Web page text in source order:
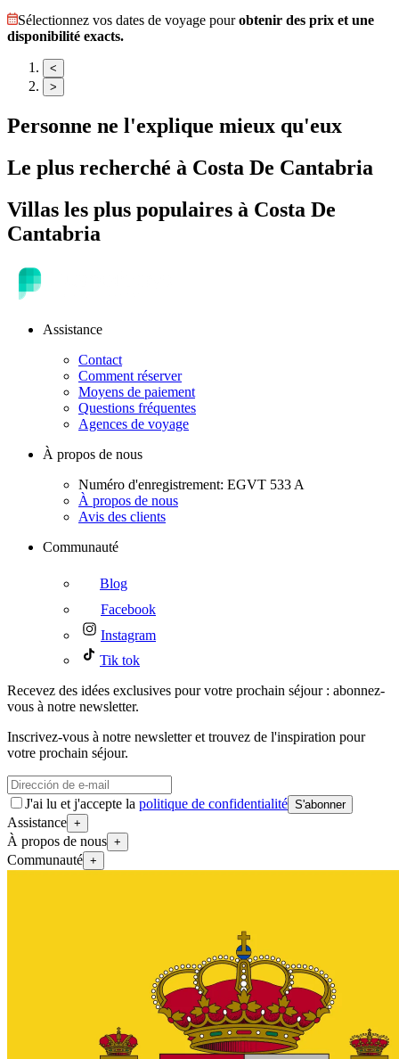
Sélectionnez vos dates de voyage pourobtenir des prix et une
disponibilité exacts.
<
>
Personne ne l'explique mieux qu'eux
Le plus recherché à Costa De Cantabria
Villas les plus populaires à Costa De
Cantabria
Assistance
Contact
Comment réserver
Moyens de paiement
Questions fréquentes
Agences de voyage
À propos de nous
Numéro d'enregistrement: EGVT 533 A
À propos de nous
Avis des clients
Communauté
Blog
Facebook
Instagram
Tik tok
Recevez des idées exclusives pour votre prochain séjour : abonnez-
vous à notre newsletter.
Inscrivez-vous à notre newsletter et trouvez de l'inspiration pour
votre prochain séjour.
J'ai lu et j'accepte la politique de confidentialité S'abonner
Assistance +
À propos de nous +
Communauté +